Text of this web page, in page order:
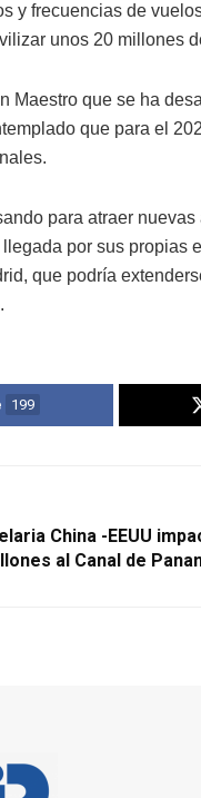
y frecuencias de
unos 20 millones
Maestro que se ha
que para el
para atraer
por sus propias
que podría
199
China -EEUU
al Canal de